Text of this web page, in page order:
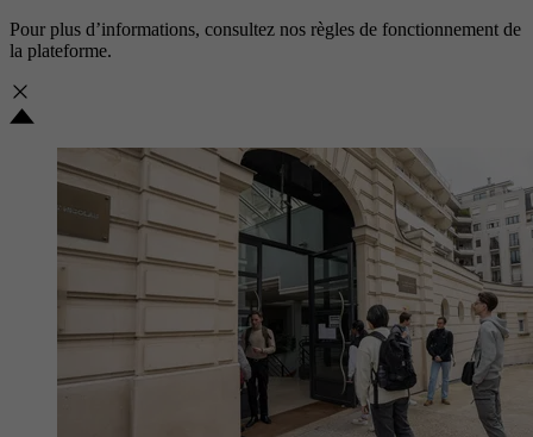
Pour plus d’informations, consultez nos règles de fonctionnement de
la plateforme.